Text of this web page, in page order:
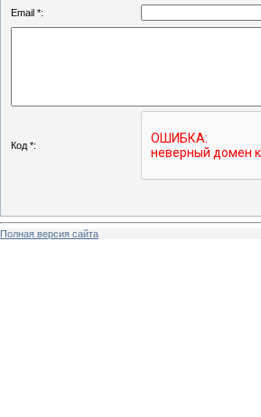
Email *:
Код *:
Полная версия сайта